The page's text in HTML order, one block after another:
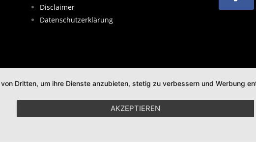
Disclaimer
Datenschutzerklärung
Dritten, um ihre Dienste anzubieten, stetig zu verbessern und Werbung
AKZEPTIEREN